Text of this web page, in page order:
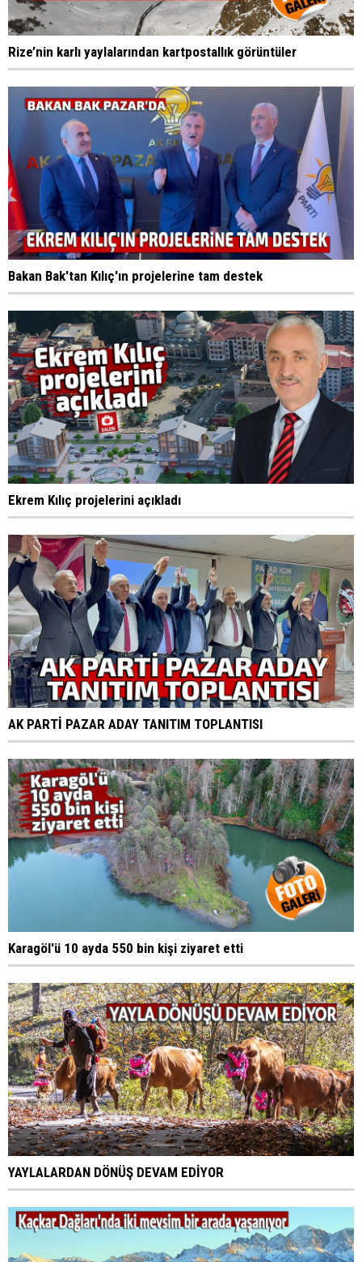
Rize’nin karlı yaylalarından kartpostallık görüntüler
Bakan Bak'tan Kılıç'ın projelerine tam destek
Ekrem Kılıç projelerini açıkladı
AK PARTİ PAZAR ADAY TANITIM TOPLANTISI
Karagöl'ü 10 ayda 550 bin kişi ziyaret etti
YAYLALARDAN DÖNÜŞ DEVAM EDİYOR